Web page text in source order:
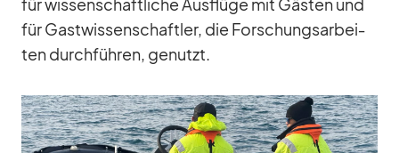
für wis­sen­schaft­li­che Aus­flüge mit Gäs­ten und
für Gast­wis­sen­schaft­ler, die For­schungs­ar­bei­
ten durch­füh­ren, ge­nutzt.